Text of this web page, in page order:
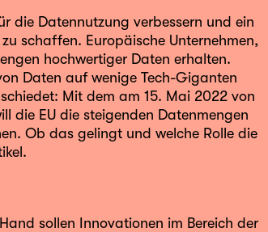
die Datennutzung verbessern und ein
schaffen. Europäische Unternehmen,
hochwertiger Daten erhalten.
Daten auf wenige Tech-Giganten
Mit dem am 15. Mai 2022 von
die EU die steigenden Datenmengen
Ob das gelingt und welche Rolle die
sollen Innovationen im Bereich der